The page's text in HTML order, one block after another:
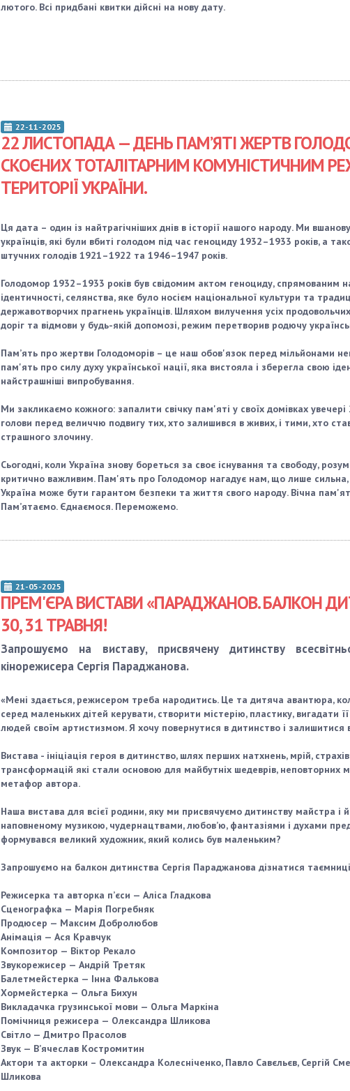
лютого. Всі придбані квитки дійсні на нову дату.
22-11-2025
22 ЛИСТОПАДА — ДЕНЬ ПАМ’ЯТІ ЖЕРТВ
СКОЄНИХ ТОТАЛІТАРНИМ КОМУНІСТИЧНИМ
ТЕРИТОРІЇ УКРАЇНИ.
Ця дата – один із найтрагічніших днів в історії нашого народу. Ми
українців, які були вбиті голодом під час геноциду 1932–1933 років, а
штучних голодів 1921–1922 та 1946–1947 років.
Голодомор 1932–1933 років був свідомим актом геноциду, спрямованим
ідентичності, селянства, яке було носієм національної культури та
державотворчих прагнень українців. Шляхом вилучення усіх
доріг та відмови у будь-якій допомозі, режим перетворив родючу
Пам’ять про жертви Голодоморів – це наш обов'язок перед мільйонами
пам'ять про силу духу української нації, яка вистояла і зберегла свою
найстрашніші випробування.
Ми закликаємо кожного: запалити свічку пам'яті у своїх домівках
голови перед величчю подвигу тих, хто залишився в живих, і тими, хто
страшного злочину.
Сьогодні, коли Україна знову бореться за своє існування та свободу,
критично важливим. Пам'ять про Голодомор нагадує нам, що лише сильна,
Україна може бути гарантом безпеки та життя свого народу. Вічна
Пам’ятаємо. Єднаємося. Переможемо.
21-05-2025
ПРЕМ'ЄРА ВИСТАВИ «ПАРАДЖАНОВ. БАЛКОН
30, 31 ТРАВНЯ!
Запрошуємо на виставу, присвячену дитинству
кінорежисера Сергія Параджанова.
«Мені здається, режисером треба народитись. Це та дитяча авантюра,
серед маленьких дітей керувати, створити містерію, пластику, вигадати
людей своїм артистизмом. Я хочу повернутися в дитинство і залишитися
Вистава - ініціація героя в дитинство, шлях перших натхнень, мрій,
трансформацій які стали основою для майбутніх шедеврів, неповторних
метафор автора.
Наша вистава для всієї родини, яку ми присвячуємо дитинству майстра і
наповненому музикою, чудернацтвами, любов’ю, фантазіями і духами
формувався великий художник, який колись був маленьким?
Запрошуємо на балкон дитинства Сергія Параджанова дізнатися
Режисерка та авторка п’єси — Аліса Гладкова
Сценографка — Марія Погребняк
Продюсер — Максим Добролюбов
Анімація — Ася Кравчук
Композитор — Віктор Рекало
Звукорежисер — Андрій Третяк
Балетмейстерка — Інна Фалькова
Хормейстерка — Ольга Бихун
Викладачка грузинської мови — Ольга Маркіна
Помічниця режисера — Олександра Шликова
Світло — Дмитро Прасолов
Звук — В’ячеслав Костромитин
Актори та акторки – Олександра Колесніченко, Павло Савєльєв, Сергій
Шликова